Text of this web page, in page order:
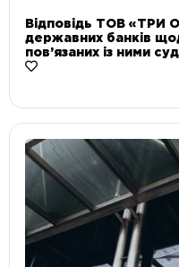
Відповідь ТОВ «ТРИ
державних банків
пов’язаних із ними